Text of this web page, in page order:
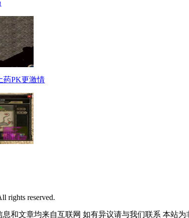
药PK更激情
rights reserved.
和文章均来自互联网 如有异议请与我们联系 本站